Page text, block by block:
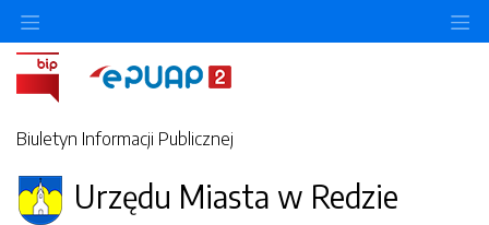
Biuletyn Informacji Publicznej
Urzędu Miasta w Redzie